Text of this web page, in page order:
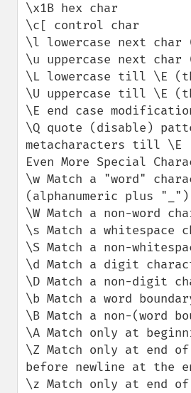
\x1B hex char
\c[ control char
\l lowercase next
\u uppercase next
\L lowercase till \E
\U uppercase till \E
\E end case
\Q quote (disable)
metacharacters till \E
Even More Special
\w Match a "word"
(alphanumeric plus "_")
\W Match a non-word
\s Match a whitespace
\S Match a non-
\d Match a digit
\D Match a non-digit
\b Match a word
\B Match a non-(word
\A Match only at
\Z Match only at end
before newline at the
\z Match only at end